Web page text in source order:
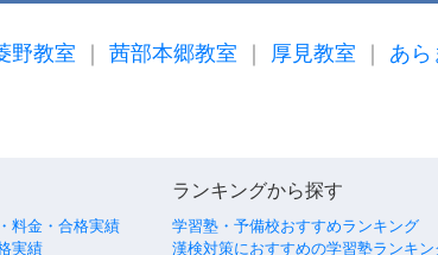
野教室 茜部本郷教室 厚見教室 あら
料金・合格実績
実績
ランキングから探す
学習塾・予備校おすすめランキング
漢検対策におすすめの学習塾ランキン